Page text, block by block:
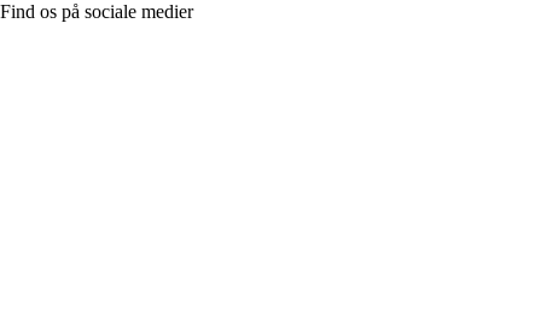
Find os på sociale medier